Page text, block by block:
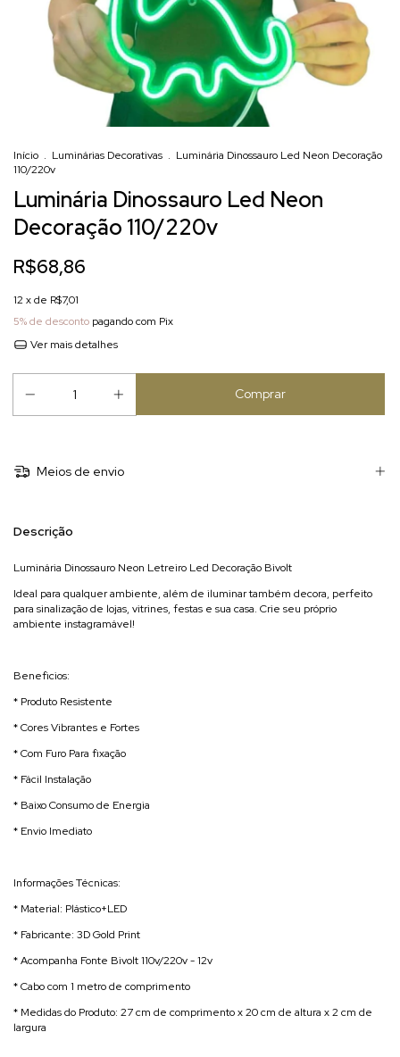
Início . Luminárias Decorativas . Luminária Dinossauro Led Neon Decoração
110/220v
Luminária Dinossauro Led Neon
Decoração 110/220v
R$68,86
12 x de R$7,01
5% de desconto pagando com Pix
Ver mais detalhes
Meios de envio
Descrição
Luminária Dinossauro Neon Letreiro Led Decoração Bivolt
Ideal para qualquer ambiente, além de iluminar também decora, perfeito
para sinalização de lojas, vitrines, festas e sua casa. Crie seu próprio
ambiente instagramável!
Beneficios:
* Produto Resistente
* Cores Vibrantes e Fortes
* Com Furo Para fixação
* Fácil Instalação
* Baixo Consumo de Energia
* Envio Imediato
Informações Técnicas:
* Material: Plástico+LED
* Fabricante: 3D Gold Print
* Acompanha Fonte Bivolt 110v/220v - 12v
* Cabo com 1 metro de comprimento
* Medidas do Produto: 27 cm de comprimento x 20 cm de altura x 2 cm de
largura